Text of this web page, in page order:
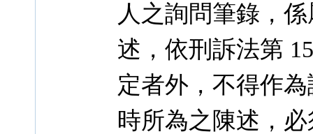
人之詢問筆錄，
述，依刑訴法第
定者外，不得作
時所為之陳述，